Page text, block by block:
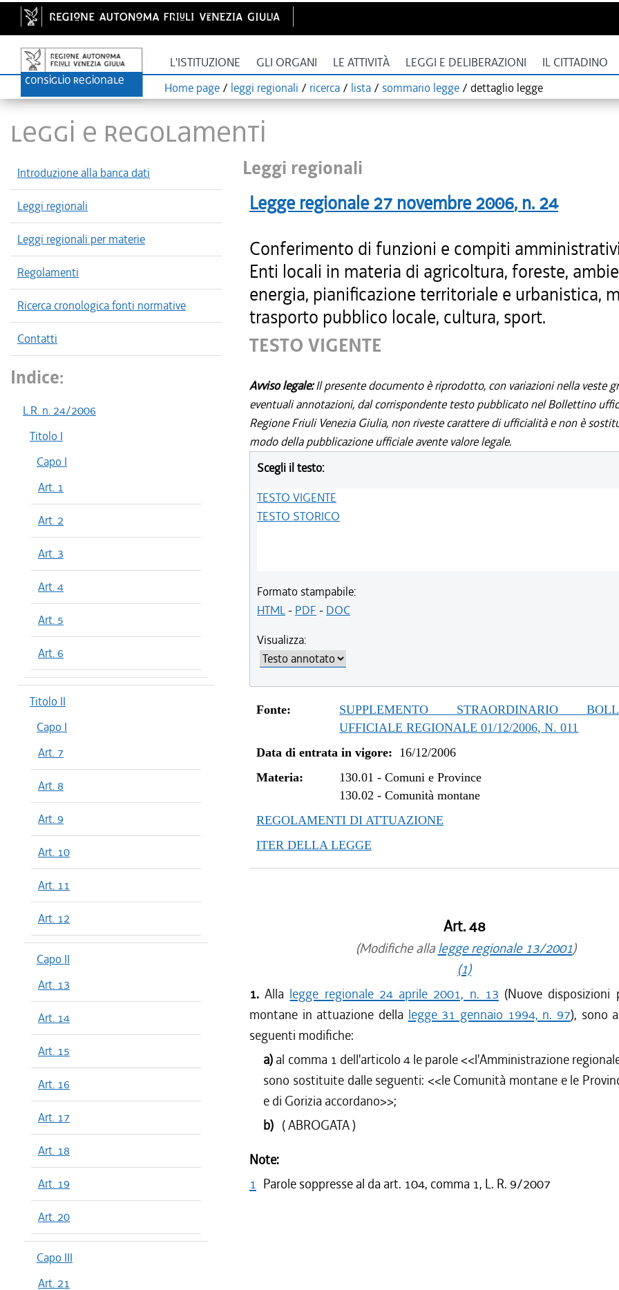
L'ISTITUZIONE GLI ORGANI LE ATTIVITÀ LEGGI E DELIBERAZIONI IL CITTADINO
Home page / leggi regionali / ricerca / lista / sommario legge / dettaglio legge
LEGGI E REGOLAMENTI
Introduzione alla banca dati
Leggi regionali
Leggi regionali per materie
Regolamenti
Ricerca cronologica fonti normative
Contatti
Indice:
L.R. n. 24/2006
Titolo I
Capo I
Art. 1
Art. 2
Art. 3
Art. 4
Art. 5
Art. 6
Titolo II
Capo I
Art. 7
Art. 8
Art. 9
Art. 10
Art. 11
Art. 12
Capo II
Art. 13
Art. 14
Art. 15
Art. 16
Art. 17
Art. 18
Art. 19
Art. 20
Capo III
Art. 21
Leggi regionali
Legge regionale 27 novembre 2006, n. 24
Conferimento di funzioni e compiti
Enti locali in materia di agricoltura, foreste,
energia, pianificazione territoriale e urbanistica,
trasporto pubblico locale, cultura, sport.
TESTO VIGENTE
Avviso legale:Il presente documento è riprodotto, con variazioni nella veste
eventuali annotazioni, dal corrispondente testo pubblicato nel Bollettino
Regione Friuli Venezia Giulia, non riveste carattere di ufficialità e non è
modo della pubblicazione ufficiale avente valore legale.
Scegli il testo:
TESTO VIGENTE
TESTO STORICO
Formato stampabile:
HTML- PDF - DOC
Visualizza:
Fonte:
SUPPLEMENTO STRAORDINARIO
UFFICIALE REGIONALE 01/12/2006, N. 011
Data di entrata in vigore: 16/12/2006
Materia:
130.01 -Comuni e Province
130.02 -Comunità montane
REGOLAMENTI DI ATTUAZIONE
ITER DELLA LEGGE
Art. 48
(Modifiche alla legge regionale 13/2001)
(1)
1.Alla legge regionale 24 aprile 2001, n. 13 (Nuove disposizioni
montane in attuazione della legge 31 gennaio 1994, n. 97), sono
seguenti modifiche:
a) al comma 1 dell'articolo 4 le parole <<l'Amministrazione
sono sostituite dalle seguenti: <<le Comunità montane e le
e di Gorizia accordano>>;
b) ( ABROGATA )
Note:
1 Parole soppresse al da art. 104, comma 1, L. R. 9/2007